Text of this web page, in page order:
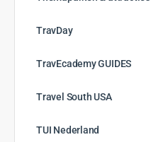
TravDay
TravEcademy GUIDES
Travel South USA
TUI Nederland